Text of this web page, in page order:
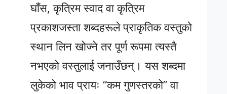
घाँस, कृत्रिम स्वाद वा कृत्रिम
प्रकाशजस्ता शब्दहरूले प्राकृतिक वस्तुको
स्थान लिन खोज्ने तर पूर्ण रूपमा त्यस्तै
नभएको वस्तुलाई जनाउँछन्। यस शब्दमा
लुकेको भाव प्रायः “कम गुणस्तरको” वा